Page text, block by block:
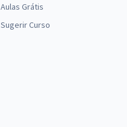
Aulas Grátis
Sugerir Curso